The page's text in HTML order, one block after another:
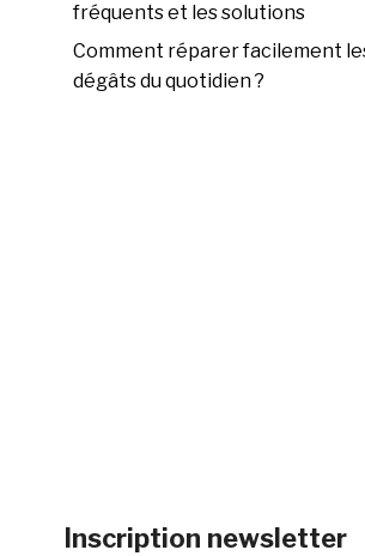
fréquents et les solutions
Comment réparer facilement
dégâts du quotidien ?
Inscription newsletter